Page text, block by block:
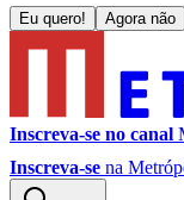
Eu quero! Agora não
Inscreva-se no canal
Inscreva-se na